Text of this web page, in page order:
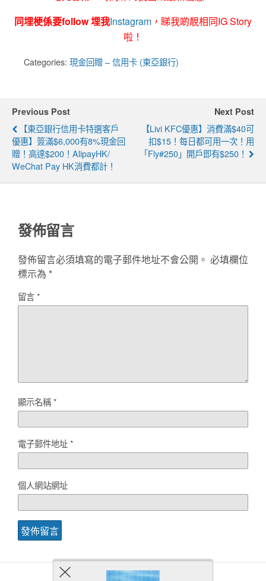
同埋梗係要follow 埋我Instagram ，睇我啲靚相同IG Story
啦！
Categories: 現金回贈 – 信用卡 (東亞銀行)
Previous Post
【東亞銀行信用卡特選客戶
優惠】簽滿$6,000有8%現金回
贈！高達$200！AlipayHK/
WeChat Pay HK消費都計！
Next Post
【livi KFC優惠】消費滿$40可
扣$15！每日都可用一次！用
「fly#250」開戶即有$250！
發佈留言
發佈留言必須填寫的電子郵件地址不會公開。 必填欄位
標示為 *
留言*
顯示名稱*
電子郵件地址*
個人網站網址